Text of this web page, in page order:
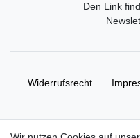
Den Link
Widerrufs­recht